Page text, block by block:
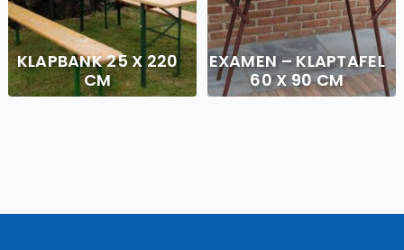
KLAPBANK 25 X 220
CM
EXAMEN – KLAPTAFEL
60 X 90 CM